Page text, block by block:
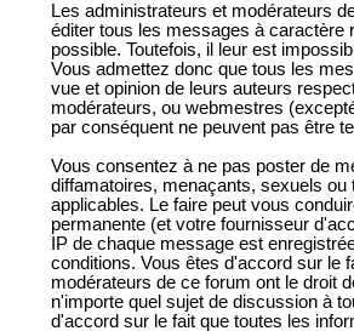
Les administrateurs et modérateurs
éditer tous les messages à caractère
possible. Toutefois, il leur est
Vous admettez donc que tous les
vue et opinion de leurs auteurs
modérateurs, ou webmestres
par conséquent ne peuvent pas être
Vous consentez à ne pas poster de
diffamatoires, menaçants, sexuels
applicables. Le faire peut vous
permanente (et votre fournisseur
IP de chaque message est
conditions. Vous êtes d'accord sur le
modérateurs de ce forum ont le droit
n'importe quel sujet de discussion à
d'accord sur le fait que toutes les